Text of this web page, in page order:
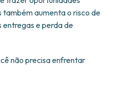
aumenta o risco de
entregas e perda de
não precisa enfrentar